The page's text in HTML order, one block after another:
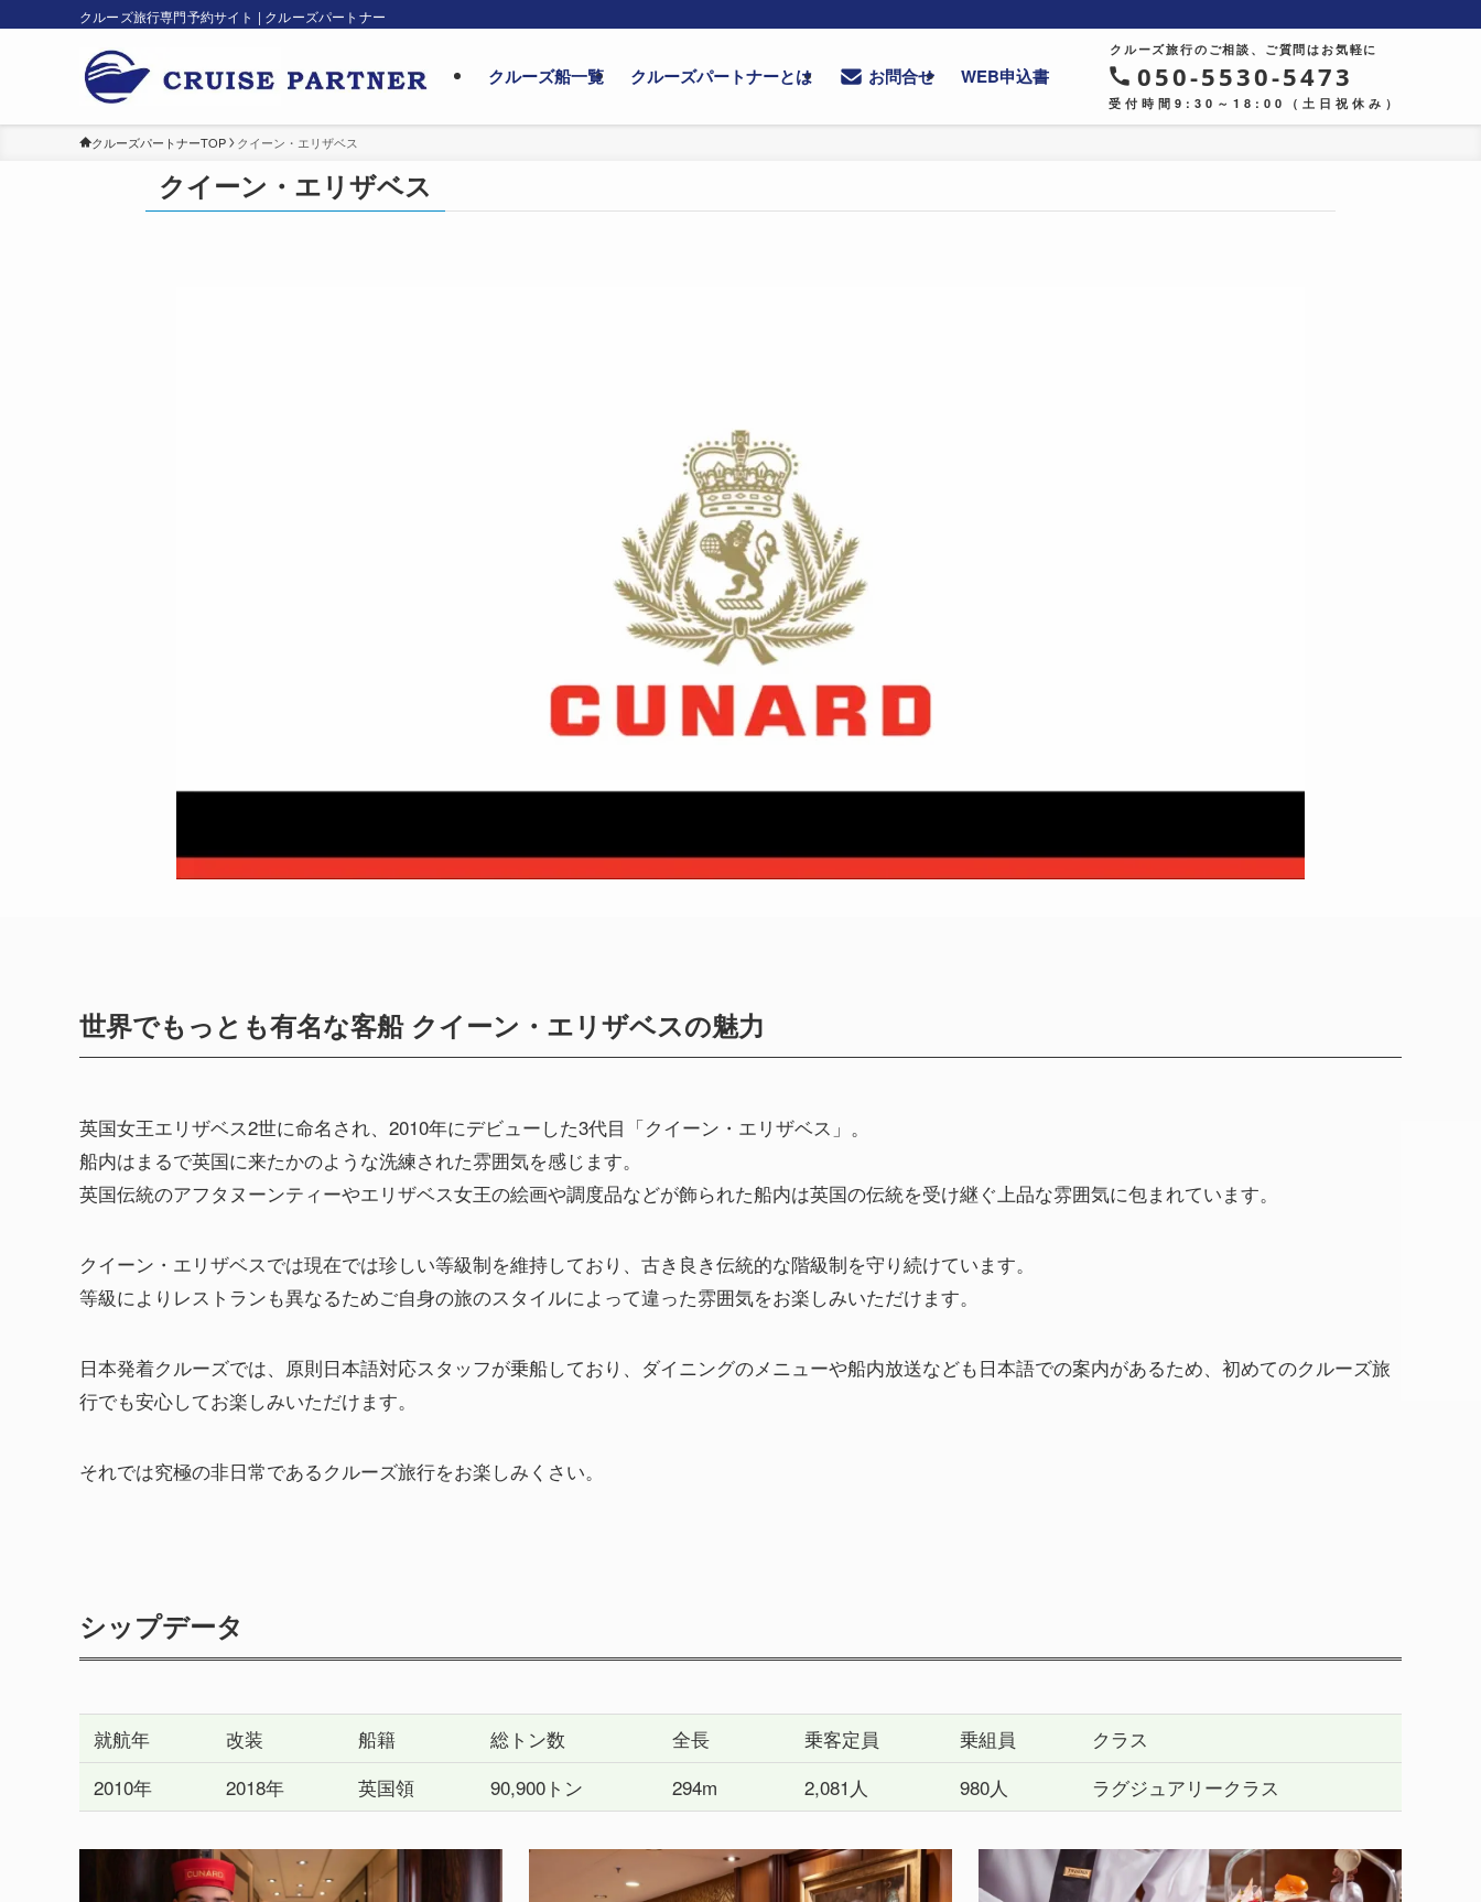
クルーズ旅行専門予約サイト | クルーズパートナー
クルーズ船一覧 クルーズパートナーとは お問合せ WEB申込書
クルーズ旅行のご相談、ご質問はお気軽に
050-5530-5473
受付時間9:30～18:00（土日祝休み）
クルーズパートナーTOP クイーン・エリザベス
クイーン・エリザベス
世界でもっとも有名な客船 クイーン・エリザベスの魅力
英国女王エリザベス2世に命名され、2010年にデビューした3代目「クイーン・エリザベス」。
船内はまるで英国に来たかのような洗練された雰囲気を感じます。
英国伝統のアフタヌーンティーやエリザベス女王の絵画や調度品などが飾られた船内は英国の伝統を受け継ぐ上品な雰囲気に包まれています。
クイーン・エリザベスでは現在では珍しい等級制を維持しており、古き良き伝統的な階級制を守り続けています。
等級によりレストランも異なるためご自身の旅のスタイルによって違った雰囲気をお楽しみいただけます。
日本発着クルーズでは、原則⽇本語対応スタッフが乗船しており、ダイニングのメニューや船内放送なども日本語での案内があるため、初めてのクルーズ旅
行でも安心してお楽しみいただけます。
それでは究極の非日常であるクルーズ旅行をお楽しみくさい。
シップデータ
就航年 改装 船籍 総トン数 全長 乗客定員 乗組員
クラス
2010年
2018年 英国領 90,900トン 294m 2,081人 980人 ラグジュアリークラス